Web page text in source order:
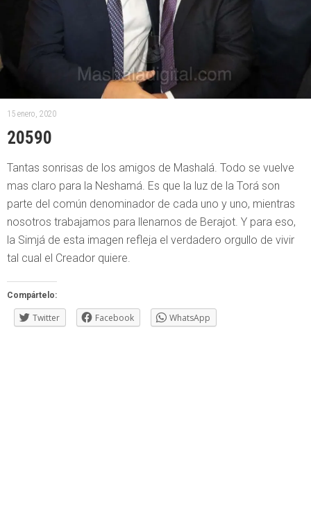
15 enero, 2020
20590
Tantas sonrisas de los amigos de Mashalá. Todo se vuelve
mas claro para la Neshamá. Es que la luz de la Torá son
parte del común denominador de cada uno y uno, mientras
nosotros trabajamos para llenarnos de Berajot. Y para eso,
la Simjá de esta imagen refleja el verdadero orgullo de vivir
tal cual el Creador quiere.
Compártelo:
Twitter Facebook WhatsApp